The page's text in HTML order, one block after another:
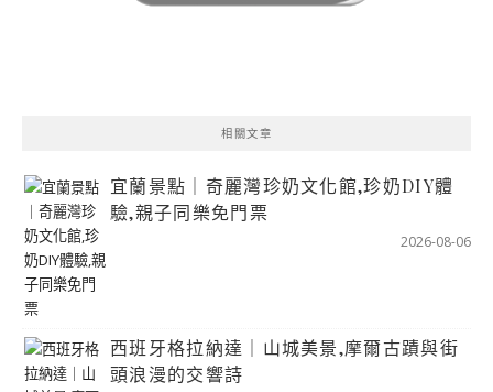
相關文章
宜蘭景點｜奇麗灣珍奶文化館,珍奶DIY體
驗,親子同樂免門票
2026-08-06
西班牙格拉納達｜山城美景,摩爾古蹟與街
頭浪漫的交響詩